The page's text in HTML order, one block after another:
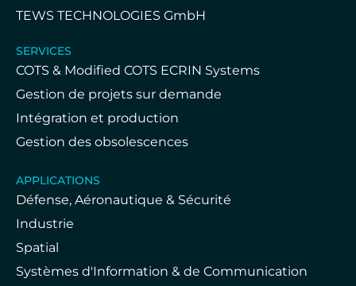
TEWS TECHNOLOGIES GmbH
SERVICES
COTS & Modified COTS ECRIN Systems
Gestion de projets sur demande
Intégration et production
Gestion des obsolescences
APPLICATIONS
Défense, Aéronautique & Sécurité
Industrie
Spatial
Systèmes d'Information & de Communication